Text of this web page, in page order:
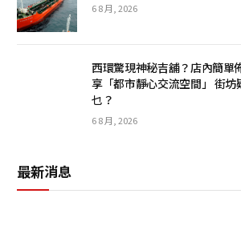
6 8 月, 2026
西環驚現神秘吉舖？店內簡單
享「都市靜心交流空間」 街
乜？
6 8 月, 2026
最新消息